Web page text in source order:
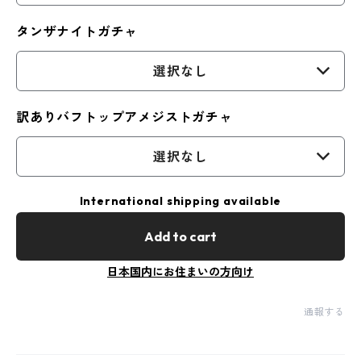
タンザナイトガチャ
選択なし
訳ありバフトップアメジストガチャ
選択なし
International shipping available
Add to cart
日本国内にお住まいの方向け
通報する